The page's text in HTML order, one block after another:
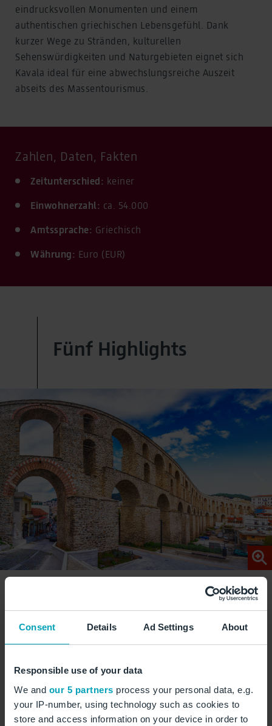
Consent Details Ad Settings About
Responsible use of your data
We and our 5 partners process your personal data, e.g.
your IP-number, using technology such as cookies to
store and access information on your device in order to
eindrucksvollen Monumenten und einem
authentischen griechischen Lebensgefühl. Dank
kurzer Wege zu Stränden, kulturellen
Sehenswürdigkeiten und Naturgebieten eignet sich
Kavala ideal für eine abwechslungsreiche Auszeit
abseits des Massentourismus.
Zahlen, Daten, Fakten
Zeitunterschied: keiner
Einwohnerzahl: ca. 54.000
Amtssprache: Griechisch
Währung: Euro (EUR)
Fünf Highlights
Das Aquädukt Kamares ist das markanteste
Wahrzeichen Kavalas. Die monumentale steinerne
Bogenkonstruktion prägt bis heute das Stadtbild.